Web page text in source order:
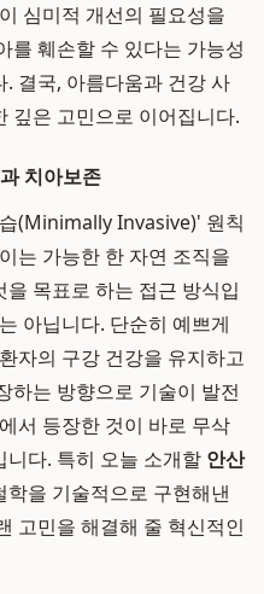
심미적 개선의 필요성을
를 훼손할 수 있다는 가능성
결국, 아름다움과 건강 사
깊은 고민으로 이어집니다.
치아보존
(Minimally Invasive)' 원칙
는 가능한 한 자연 조직을
목표로 하는 접근 방식입
아닙니다. 단순히 예쁘게
자의 구강 건강을 유지하고
하는 방향으로 기술이 발전
서 등장한 것이 바로 무삭
다. 특히 오늘 소개할 안산
학을 기술적으로 구현해낸
고민을 해결해 줄 혁신적인